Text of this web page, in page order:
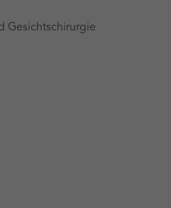
Gesichtschirurgie